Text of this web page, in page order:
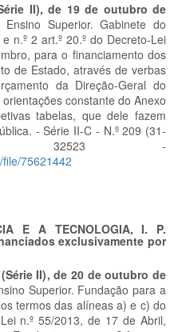
II), de 19 de outubro de
Superior. Gabinete do
n.º 2 art.º 20.º do Decreto-Lei
para o financiamento dos
de Estado, através de verbas
da Direção-Geral do
constante do Anexo
tabelas, que dele fazem
- Série II-C - N.º 209 (31-
32523 -
75621442
E A TECNOLOGIA, I. P.
exclusivamente por
II), de 20 de outubro de
Superior. Fundação para a
termos das alíneas a) e c) do
n.º 55/2013, de 17 de Abril,